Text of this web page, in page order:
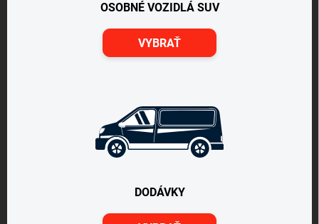
OSOBNÉ VOZIDLÁ SUV
VYBRAŤ
DODÁVKY